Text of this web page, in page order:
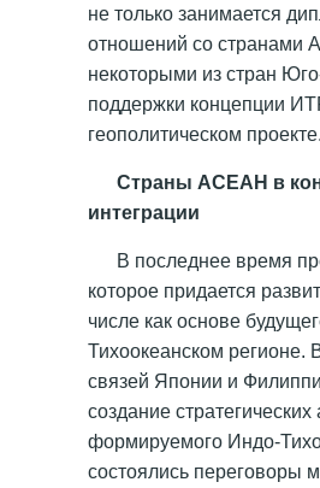
не только занимается
отношений со странами
некоторыми из стран
поддержки концепции
геополитическом
Страны АСЕАН в
интеграции
В последнее время
которое придается
числе как основе
Тихоокеанском регионе.
связей Японии и
создание
формируемого Индо-
состоялись переговоры